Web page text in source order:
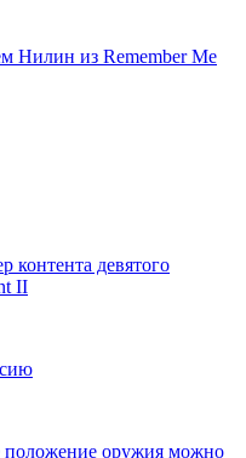
Нилин из Remember Me
контента девятого
II
положение оружия можно